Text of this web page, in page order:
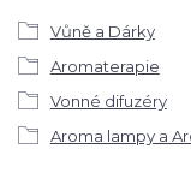
Vůně a Dárky
Aromaterapie
Vonné difuzéry
Aroma lampy a